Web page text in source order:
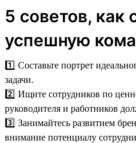
5 советов, как
успешную
1️⃣ Составьте портрет
задачи.
2️⃣ Ищите сотрудников по
руководителя и работников
3️⃣ Занимайтесь развитием
внимание потенциалу